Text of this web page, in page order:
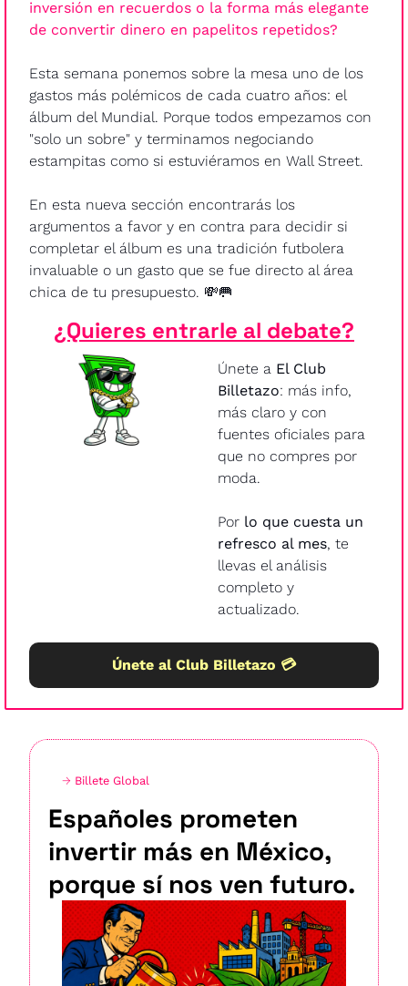
inversión en recuerdos o la forma más elegante
de convertir dinero en papelitos repetidos?
Esta semana ponemos sobre la mesa uno de los
gastos más polémicos de cada cuatro años: el
álbum del Mundial. Porque todos empezamos con
"solo un sobre" y terminamos negociando
estampitas como si estuviéramos en Wall Street.
En esta nueva sección encontrarás los
argumentos a favor y en contra para decidir si
completar el álbum es una tradición futbolera
invaluable o un gasto que se fue directo al área
chica de tu presupuesto. 💸🥅
¿Quieres entrarle al debate?
Únete a El Club
Billetazo: más info,
más claro y con
fuentes oficiales para
que no compres por
moda.
Por lo que cuesta un
refresco al mes, te
llevas el análisis
completo y
actualizado.
Únete al Club Billetazo 💳
→ Billete Global
Españoles prometen
invertir más en México,
porque sí nos ven futuro.